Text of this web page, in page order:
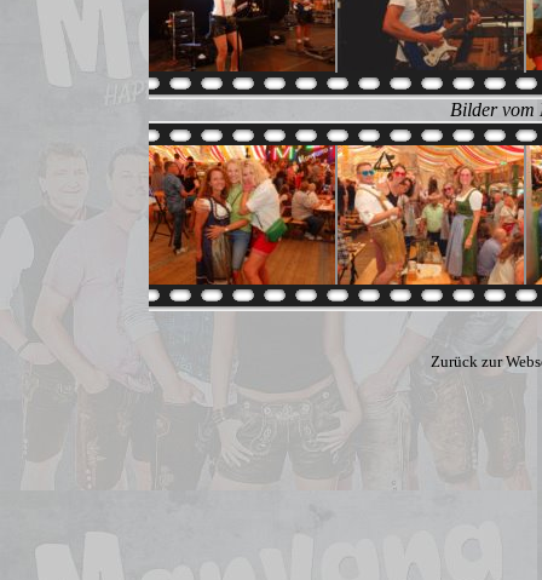
Bilder vom
Zurück zur